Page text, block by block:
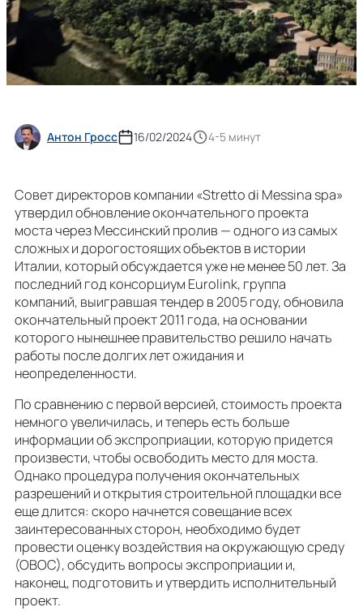
Антон Гросс 16/02/2024 4-5 минут
Совет директоров компании «Stretto di Messina spa»
утвердил обновление окончательного проекта
моста через Мессинский пролив — одного из самых
сложных и дорогостоящих объектов в истории
Италии, который обсуждается уже не менее 50 лет. За
последний год консорциум Eurolink, группа
компаний, выигравшая тендер в 2005 году, обновила
окончательный проект 2011 года, на основании
которого нынешнее правительство решило начать
работы после долгих лет ожидания и
неопределенности.
По сравнению с первой версией, стоимость проекта
немного увеличилась, и теперь есть больше
информации об экспроприации, которую придется
произвести, чтобы освободить место для моста.
Однако процедура получения окончательных
разрешений и открытия строительной площадки все
еще длится: скоро начнется совещание всех
заинтересованных сторон, необходимо будет
провести оценку воздействия на окружающую среду
(ОВОС), обсудить вопросы экспроприации и,
наконец, подготовить и утвердить исполнительный
проект.